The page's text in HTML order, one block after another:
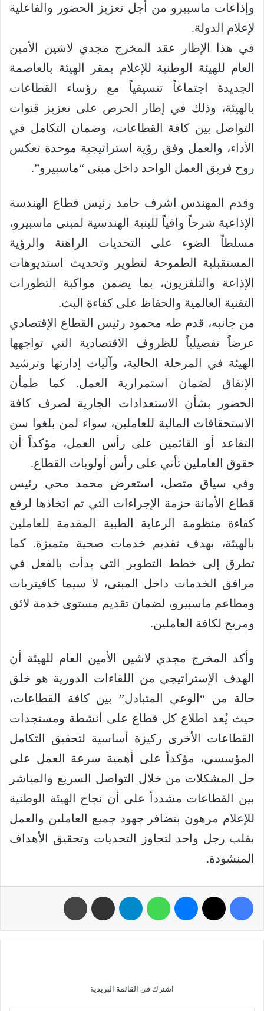
وإذاعات ماسبيرو من أجل تعزيز الحضور والفاعلية
لإعلام الدولة.
في هذا الإطار عقد المخرج مجدي لاشين الأمين
العام للهيئة الوطنية للإعلام بمقر الهيئة بالعاصمة
الجديدة اجتماعاً تنسيقياً مع رؤساء القطاعات
بالهيئة، وذلك في إطار الحرص على تعزيز قنوات
التواصل بين كافة القطاعات، وضمان التكامل في
الأداء، والعمل وفق رؤية استراتيجية موحدة تعكس
روح فريق العمل الواحد داخل مبنى “ماسبيرو”.
وقدم المهندس اشرف حامد رئيس قطاع الهندسة
الإذاعية شرحاً وافياً للبنية الهندسية لمبنى ماسبيرو،
مسلطاً الضوء على التحديات الراهنة والرؤية
المستقبلية الطموحة لتطوير وتحديث استديوهات
الإذاعة والتلفزيون، بما يضمن مواكبة التطورات
التقنية العالمية والحفاظ على كفاءة البث.
من جانبه، قدم طه محمود رئيس القطاع الإقتصادي
عرضاً تفصيلياً للظروف الاقتصادية التي تواجهها
الهيئة في المرحلة الحالية، وآليات إدارتها وترشيد
الإنفاق لضمان استمرارية العمل. كما طمأن
الحضور بشأن الاستعدادات الجارية لصرف كافة
الاستحقاقات المالية للعاملين، سواء لمن بلغوا سن
التقاعد أو القائمين على رأس العمل، مؤكداً أن
حقوق العاملين تأتي على رأس أولويات القطاع.
وفي سياق متصل، استعرض محمد محي رئيس
قطاع الأمانة حزمة الإجراءات التي تم اتخاذها لرفع
كفاءة منظومة الرعاية الطبية المقدمة للعاملين
بالهيئة، بهدف تقديم خدمات صحية متميزة. كما
تطرق إلى خطط التطوير التي بدأت بالفعل في
مرافق الخدمات داخل المبنى، لا سيما كافيتريات
ومطاعم ماسبيرو، لضمان تقديم مستوى خدمة لائق
ومريح لكافة العاملين.
وأكد المخرج مجدي لاشين الأمين العام للهيئة أن
الهدف الإستراتيجي من اللقاءات الدورية هو خلق
حالة من “الوعي المتبادل” بين كافة القطاعات،
حيث يُعد اطلاع كل قطاع على أنشطة ومستجدات
القطاعات الأخرى ركيزة أساسية لتحقيق التكامل
المؤسسي، مؤكداً على أهمية سرعة العمل على
حل المشكلات من خلال التواصل السريع والمباشر
بين القطاعات مشدداً على أن نجاح الهيئة الوطنية
للإعلام مرهون بتضافر جهود جميع العاملين والعمل
بقلب رجل واحد لتجاوز التحديات وتحقيق الأهداف
المنشودة.
اشترك فى القائمة البريدية